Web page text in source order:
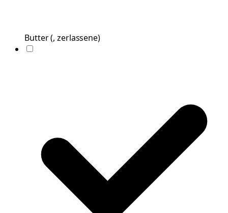
Butter(, zerlassene)